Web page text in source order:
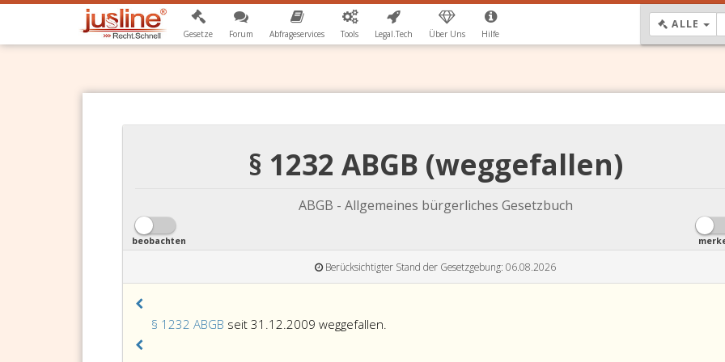
Gesetze Forum Abfrageservices Tools Legal.Tech Über Uns Hilfe
ALLE
§ 1232 ABGB (weggefallen)
ABGB - Allgemeines bürgerliches Gesetzbuch
beobachten
Berücksichtigter Stand der Gesetzgebung: 06.08.2026
§ 1232 ABGB seit 31.12.2009 weggefallen.